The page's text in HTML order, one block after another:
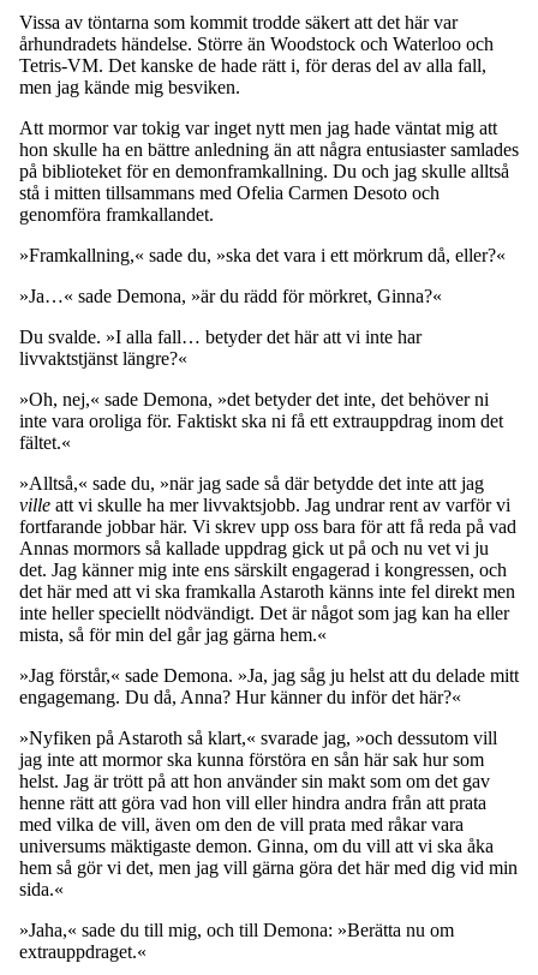
Vissa av töntarna som kommit trodde säkert att det här var
århundradets händelse. Större än Woodstock och Waterloo och
Tetris-VM. Det kanske de hade rätt i, för deras del av alla fall,
men jag kände mig besviken.
Att mormor var tokig var inget nytt men jag hade väntat mig att
hon skulle ha en bättre anledning än att några entusiaster samlades
på biblioteket för en demonframkallning. Du och jag skulle alltså
stå i mitten tillsammans med Ofelia Carmen Desoto och
genomföra framkallandet.
»Framkallning,« sade du, »ska det vara i ett mörkrum då, eller?«
»Ja…« sade Demona, »är du rädd för mörkret, Ginna?«
Du svalde. »I alla fall… betyder det här att vi inte har
livvaktstjänst längre?«
»Oh, nej,« sade Demona, »det betyder det inte, det behöver ni
inte vara oroliga för. Faktiskt ska ni få ett extrauppdrag inom det
fältet.«
»Alltså,« sade du, »när jag sade så där betydde det inte att jag
ville att vi skulle ha mer livvaktsjobb. Jag undrar rent av varför vi
fortfarande jobbar här. Vi skrev upp oss bara för att få reda på vad
Annas mormors så kallade uppdrag gick ut på och nu vet vi ju
det. Jag känner mig inte ens särskilt engagerad i kongressen, och
det här med att vi ska framkalla Astaroth känns inte fel direkt men
inte heller speciellt nödvändigt. Det är något som jag kan ha eller
mista, så för min del går jag gärna hem.«
»Jag förstår,« sade Demona. »Ja, jag såg ju helst att du delade mitt
engagemang. Du då, Anna? Hur känner du inför det här?«
»Nyfiken på Astaroth så klart,« svarade jag, »och dessutom vill
jag inte att mormor ska kunna förstöra en sån här sak hur som
helst. Jag är trött på att hon använder sin makt som om det gav
henne rätt att göra vad hon vill eller hindra andra från att prata
med vilka de vill, även om den de vill prata med råkar vara
universums mäktigaste demon. Ginna, om du vill att vi ska åka
hem så gör vi det, men jag vill gärna göra det här med dig vid min
sida.«
»Jaha,« sade du till mig, och till Demona: »Berätta nu om
extrauppdraget.«